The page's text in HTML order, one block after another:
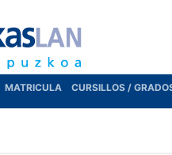
MATRICULA CURSILLOS /